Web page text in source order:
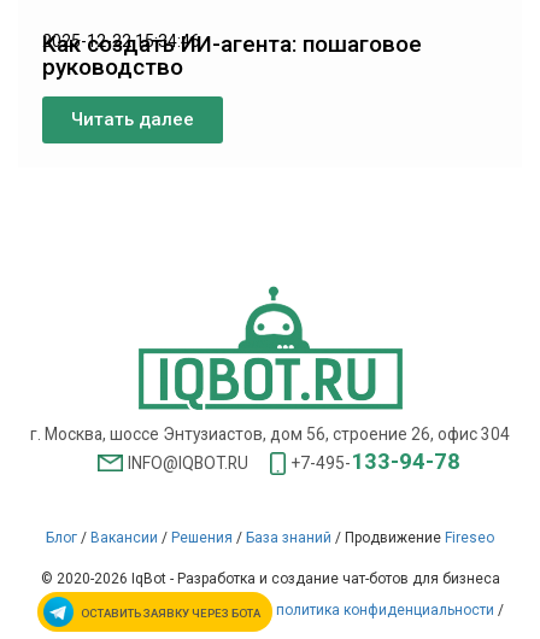
2025-12-22 15:34:46
Как создать ИИ-агента: пошаговое
руководство
Читать далее
г. Москва, шоссе Энтузиастов, дом 56, строение 26, офис 304
INFO@IQBOT.RU
+7-495-133-94-78
Блог / Вакансии / Решения / База знаний / Продвижение Fireseo
© 2020-2026 IqBot - Разработка и создание чат-ботов для бизнеса
ОСТАВИТЬ ЗАЯВКУЧЕРЕЗ БОТА политика конфиденциальности /